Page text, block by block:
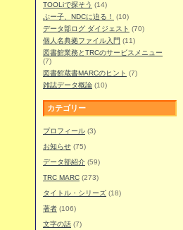
TOOLiで探そう (14)
ぶー子、NDCに迫る！
(10)
データ部ログ ダイジェスト (70)
個人名典拠ファイル入門 (11)
図書館業務とTRCのサービスメニュー
(7)
図書館蔵書MARCのヒント (7)
雑誌データ概論 (10)
カテゴリー
プロフィール (3)
お知らせ (75)
データ部紹介 (59)
TRC MARC (273)
タイトル・シリーズ (18)
著者 (106)
文字の話 (7)